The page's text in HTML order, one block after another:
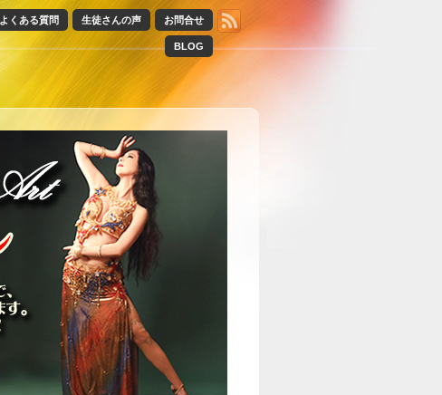
お問合せ
生徒さんの声
よくある質問
BLOG